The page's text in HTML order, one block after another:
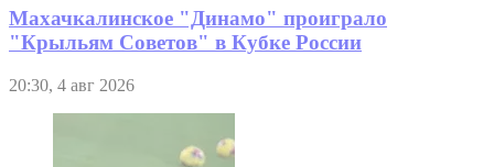
Махачкалинское "Динамо" проиграло
"Крыльям Советов" в Кубке России
20:30, 4 авг 2026